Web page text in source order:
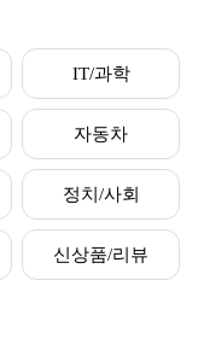
IT/과학
자동차
정치/사회
신상품/리뷰